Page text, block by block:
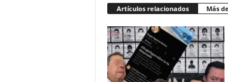
Artículos relacionados Más